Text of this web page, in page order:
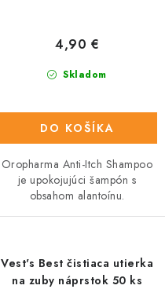
Skladom
4,90 €
DO KOŠÍKA
Oropharma Anti-Itch Shampoo
je upokojujúci šampón s
obsahom alantoínu.
Vest's Best čistiaca utierka
na zuby náprstok 50 ks